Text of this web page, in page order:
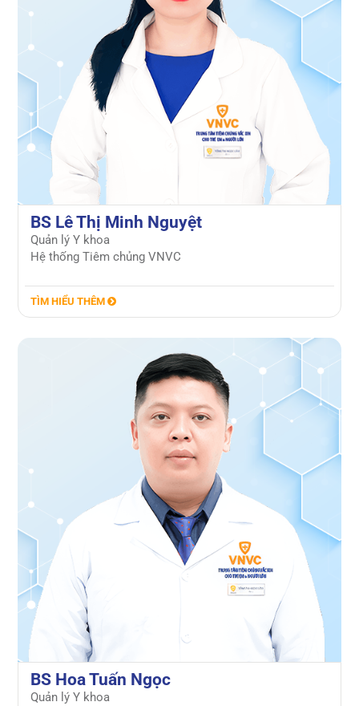
BS Lê Thị Minh Nguyệt
Quản lý Y khoa
Hệ thống Tiêm chủng VNVC
TÌM HIỂU THÊM
BS Hoa Tuấn Ngọc
Quản lý Y khoa